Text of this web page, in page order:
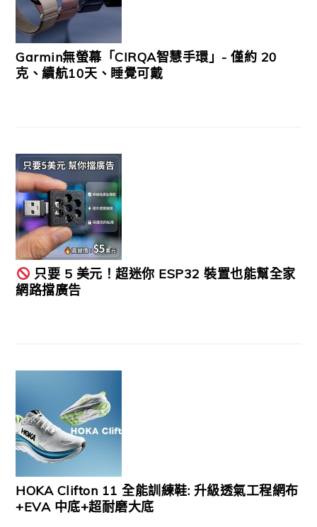
Garmin無螢幕「CIRQA智慧手環」- 僅約 20
克、續航10天、睡覺可戴
只要 5 美元！超迷你 ESP32 裝置也能幫全家
網路擋廣告
HOKA Clifton 11 全能訓練鞋: 升級透氣工程網布
+EVA 中底+超耐磨大底